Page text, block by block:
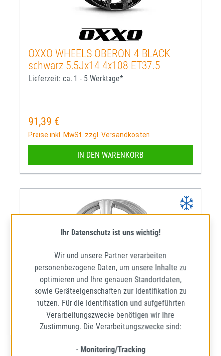
OXXO WHEELS OBERON 4 BLACK
schwarz 5.5Jx14 4x108 ET37.5
Lieferzeit: ca. 1 - 5 Werktage*
Regulärer Preis:
91,39 €
Preise inkl. MwSt. zzgl. Versandkosten
IN DEN WARENKORB
OXXO WHEELS CHARON silber
6.0Jx15 5x112 ET43
Lieferzeit: ca. 1 - 5 Werktage*
Ihr Datenschutz ist uns wichtig!
Wir und unsere Partner verarbeiten
personenbezogene Daten, um unsere Inhalte zu
optimieren und Ihre genauen Standortdaten,
sowie Geräteeigenschaften zur Identifikation zu
nutzen. Für die Identifikation und aufgeführten
Verarbeitungszwecke benötigen wir Ihre
Zustimmung. Die Verarbeitungszwecke sind:
· Monitoring/Tracking